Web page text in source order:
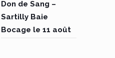
Don de Sang –
Sartilly Baie
Bocage le 11 août